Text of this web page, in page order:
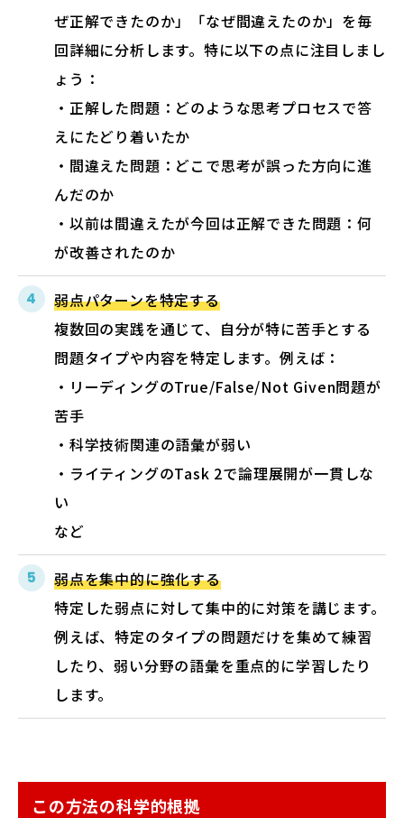
ぜ正解できたのか」「なぜ間違えたのか」を毎
回詳細に分析します。特に以下の点に注目しまし
ょう：
・正解した問題：どのような思考プロセスで答
えにたどり着いたか
・間違えた問題：どこで思考が誤った方向に進
んだのか
・以前は間違えたが今回は正解できた問題：何
が改善されたのか
弱点パターンを特定する
複数回の実践を通じて、自分が特に苦手とする
問題タイプや内容を特定します。例えば：
・リーディングのTrue/False/Not Given問題が
苦手
・科学技術関連の語彙が弱い
・ライティングのTask 2で論理展開が一貫しな
い
など
弱点を集中的に強化する
特定した弱点に対して集中的に対策を講じます。
例えば、特定のタイプの問題だけを集めて練習
したり、弱い分野の語彙を重点的に学習したり
します。
この方法の科学的根拠